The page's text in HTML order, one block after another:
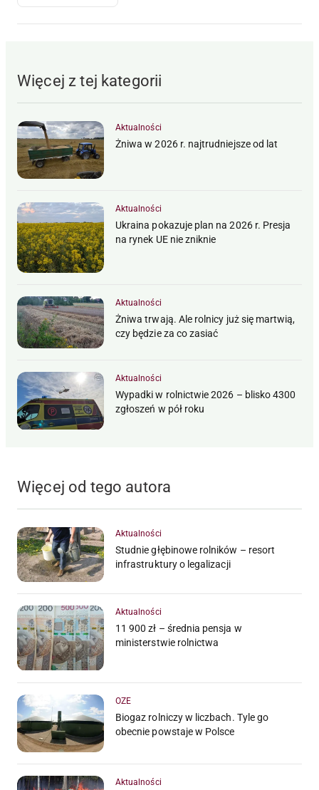
Więcej z tej kategorii
Aktualności
Żniwa w 2026 r. najtrudniejsze od lat
Aktualności
Ukraina pokazuje plan na 2026 r. Presja
na rynek UE nie zniknie
Aktualności
Żniwa trwają. Ale rolnicy już się martwią,
czy będzie za co zasiać
Aktualności
Wypadki w rolnictwie 2026 – blisko 4300
zgłoszeń w pół roku
Więcej od tego autora
Aktualności
Studnie głębinowe rolników – resort
infrastruktury o legalizacji
Aktualności
11 900 zł – średnia pensja w
ministerstwie rolnictwa
OZE
Biogaz rolniczy w liczbach. Tyle go
obecnie powstaje w Polsce
Aktualności